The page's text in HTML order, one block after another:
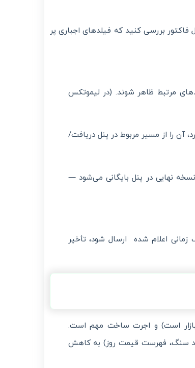
بررسی کنید که فیلدهای اجباری پر
مرتبط ظاهر شوند. (در لیموتکس
آن را از مسیر مربوط در پنل دریافت/
نهایی در پنل بایگانی می‌شود —
اعلام شده ارسال شود، تأخیر
است) و اجرت ساخت مهم است.
سنگ، فهرست قیمت روز) به کاهش